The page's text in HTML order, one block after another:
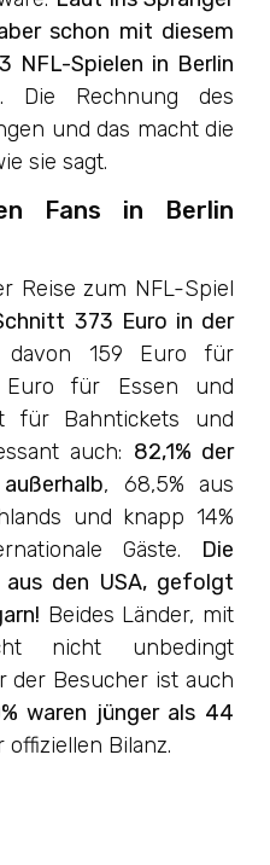
schon mit diesem
NFL-Spielen in Berlin
. Die Rechnung des
und das macht die
sie sagt.
Fans in Berlin
Reise zum NFL-Spiel
373 Euro in der
159 Euro für
Euro für Essen und
für Bahntickets und
auch: 82,1% der
, 68,5% aus
und knapp 14%
Gäste. Die
den USA, gefolgt
Beides Länder, mit
nicht unbedingt
der Besucher ist auch
waren jünger als 44
Bilanz.